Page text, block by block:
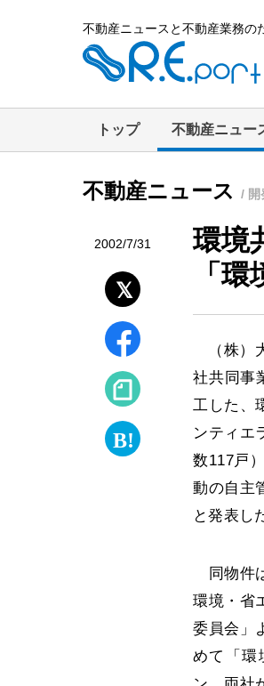
不動産ニュースと不動産業務の
トップ 不動産ニュー
不動産ニュース / 開
2002/7/31
環境
「
（株）
社共同事
工した、
ンティエ
数117戸
動の自主
と発表し
同物件
環境・省
委員会」
めて「環